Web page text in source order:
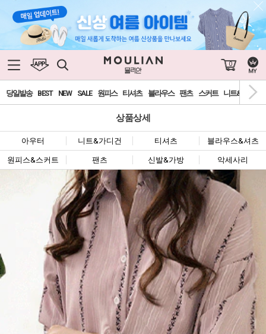
0
당일발송 BEST NEW SALE 원피스 티셔츠 블라우스 팬츠 스커트 니트&가디건
상품상세
아우터 니트&가디건 티셔츠 블라우스&셔츠
원피스&스커트 팬츠 신발&가방 악세사리